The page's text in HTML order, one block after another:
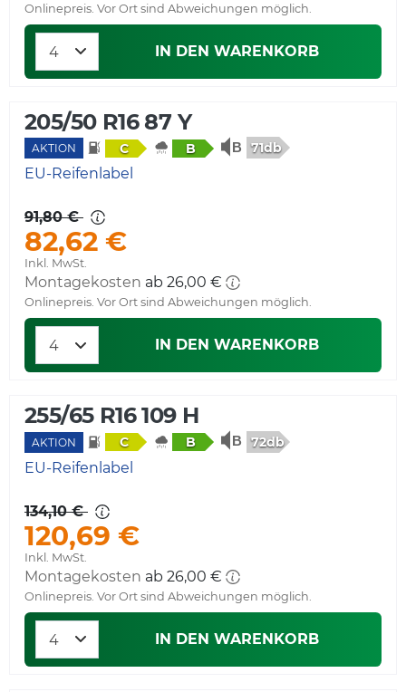
Onlinepreis. Vor Ort sind Abweichungen möglich.
IN DEN WARENKORB
205/50 R16 87 Y
AKTION C B 71db
EU-Reifenlabel
91,80 €
82,62 €
Inkl. MwSt.
Montagekosten ab 26,00 €
Onlinepreis. Vor Ort sind Abweichungen möglich.
IN DEN WARENKORB
255/65 R16 109 H
AKTION C B 72db
EU-Reifenlabel
134,10 €
120,69 €
Inkl. MwSt.
Montagekosten ab 26,00 €
Onlinepreis. Vor Ort sind Abweichungen möglich.
IN DEN WARENKORB